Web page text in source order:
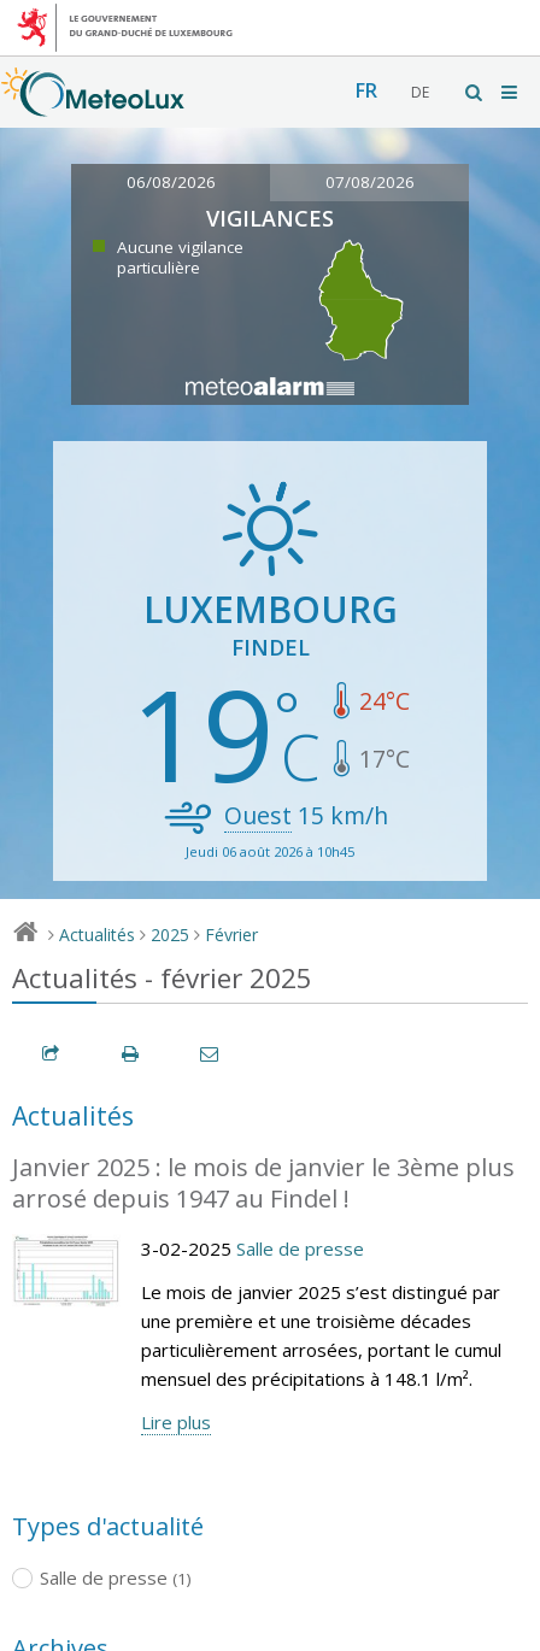
FR DE
06/08/2026 07/08/2026
VIGILANCES
Aucune vigilance
particulière
LUXEMBOURG
FINDEL
19 24°C
17°C
Ouest 15 km/h
Jeudi 06 août 2026 à 10h45
> Actualités > 2025 > Février
Actualités - février 2025
Actualités
Janvier 2025 : le mois de janvier le 3ème plus
arrosé depuis 1947 au Findel !
3-02-2025 Salle de presse
Le mois de janvier 2025 s’est distingué par
une première et une troisième décades
particulièrement arrosées, portant le cumul
mensuel des précipitations à 148.1 l/m².
Lire plus
Types d'actualité
Salle de presse (1)